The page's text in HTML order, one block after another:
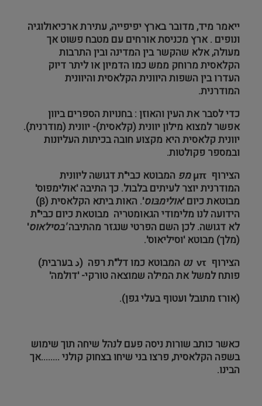
ייאמר מיד, מדובר בארץ יפיפייה, עתירת ארכיאולוגיה
ונופים . ארץ מכניסת אורחים עם מטבח פשוט אך
מעולה, אלא שהקשר בין המדינה ובין התרבות
הקלאסית מרוחק ממש כמו הדמיון או ליתר דיוק
העדרו בין השפות היוונית הקלאסית והיוונית
המודרנית.
כדי לסבר את העין והאוזן : בחנויות הספרים ביוון
אפשר למצוא מילון יוונית (קלאסית)- יוונית (מודרנית).
יוונית קלאסית היא מקצוע חובה בכיתות העליונות
ובמספר פקולטות.
הצירוף
מפ המבוטא כבי"ת דגושה ליוונית
המודרנית יוצר לעיתים בלבול. כך התיבה 'אולימפוס'
מבוטאת כיום 'אולימבּוס'. האות ביתא הקלאסית (β
)
הידועה לנו מלימודי הגאומטריה מבוטאת כיום כבי"ת
לא דגושה. לכן השם הפרטי שנגזר מהתיבה'בסילאוס'
(מלך) מבוטא 'וסיליאוס'.
הצירוף ντ נט המבוטא כמו דל"ת רפה (دבערבית)
פותח למשל את המילה שמוצאה טורקי- 'דולמה'
(אורז מתובל ועטוף בעלי גפן).
כאשר כותב שורות ניסה פעם לנהל שיחה תוך שימוש
בשפה הקלאסית, פרצו בני שיחו בצחוק קולני ........אך
הבינו.